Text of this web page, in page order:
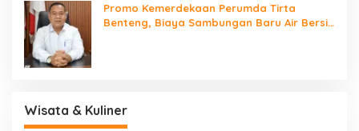
Promo Kemerdekaan Perumda Tirta
Benteng, Biaya Sambungan Baru Air Bersih
Wisata & Kuliner